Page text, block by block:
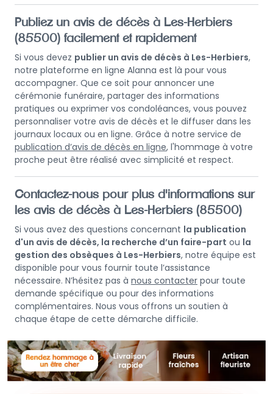
Publiez un avis de décès à Les-Herbiers
(85500) facilement et rapidement
Si vous devez publier un avis de décès à Les-Herbiers,
notre plateforme en ligne Alanna est là pour vous
accompagner. Que ce soit pour annoncer une
cérémonie funéraire, partager des informations
pratiques ou exprimer vos condoléances, vous pouvez
personnaliser votre avis de décès et le diffuser dans les
journaux locaux ou en ligne. Grâce à notre service de
publication d’avis de décès en ligne, l'hommage à votre
proche peut être réalisé avec simplicité et respect.
Contactez-nous pour plus d'informations sur
les avis de décès à Les-Herbiers (85500)
Si vous avez des questions concernant la publication
d'un avis de décès, la recherche d’un faire-part ou la
gestion des obsèques à Les-Herbiers, notre équipe est
disponible pour vous fournir toute l’assistance
nécessaire. N’hésitez pas à nous contacter pour toute
demande spécifique ou pour des informations
complémentaires. Nous vous offrons un soutien à
chaque étape de cette démarche difficile.